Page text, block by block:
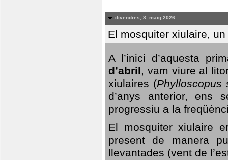
divendres, 8. maig 2026
El mosquiter xiulaire,
A l’inici d’aquesta
d’abril, vam viure al
xiulaires (Phylloscopus
d’anys anterior, ens
progressiu a la
El mosquiter xiulaire
present de manera
llevantades (vent de